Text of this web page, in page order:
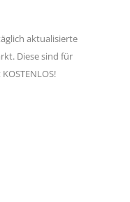
aktualisierte
Diese sind für